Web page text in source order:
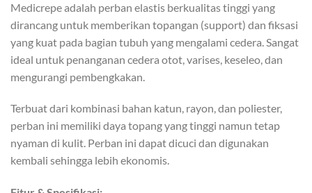
Medicrepe adalah perban elastis berkualitas tinggi yang
dirancang untuk memberikan topangan (support) dan fiksasi
yang kuat pada bagian tubuh yang mengalami cedera. Sangat
ideal untuk penanganan cedera otot, varises, keseleo, dan
mengurangi pembengkakan.
Terbuat dari kombinasi bahan katun, rayon, dan poliester,
perban ini memiliki daya topang yang tinggi namun tetap
nyaman di kulit. Perban ini dapat dicuci dan digunakan
kembali sehingga lebih ekonomis.